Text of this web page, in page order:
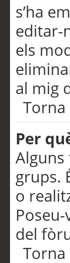
s’ha
editar-
els
al mig
Torna
Per
grups.
o
del
Torna